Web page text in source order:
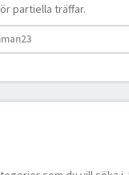
partiella träffar.